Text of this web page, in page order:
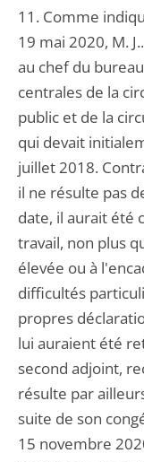
11. Comme
19 mai 2020, M.
au chef du
centrales de la
public et de la
qui devait
juillet 2018.
il ne résulte pas
date, il aurait été
travail, non plus
élevée ou à
difficultés
propres
lui auraient été
second adjoint,
résulte par
suite de son
15 novembre